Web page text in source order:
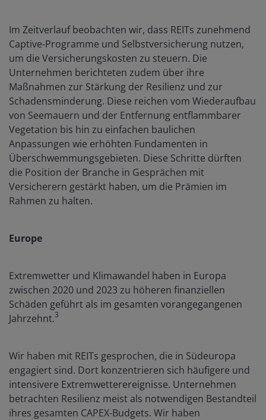
Im Zeitverlauf beobachten wir, dass REITs zunehmend
Captive-Programme und Selbstversicherung nutzen,
um die Versicherungskosten zu steuern. Die
Unternehmen berichteten zudem über ihre
Maßnahmen zur Stärkung der Resilienz und zur
Schadensminderung. Diese reichen vom Wiederaufbau
von Seemauern und der Entfernung entflammbarer
Vegetation bis hin zu einfachen baulichen
Anpassungen wie erhöhten Fundamenten in
Überschwemmungsgebieten. Diese Schritte dürften
die Position der Branche in Gesprächen mit
Versicherern gestärkt haben, um die Prämien im
Rahmen zu halten.
Europe
Extremwetter und Klimawandel haben in Europa
zwischen 2020 und 2023 zu höheren finanziellen
Schäden geführt als im gesamten vorangegangenen
Jahrzehnt.3
Wir haben mit REITs gesprochen, die in Südeuropa
engagiert sind. Dort konzentrieren sich häufigere und
intensivere Extremwetterereignisse. Unternehmen
betrachten Resilienz meist als notwendigen Bestandteil
ihres gesamten CAPEX-Budgets. Wir haben